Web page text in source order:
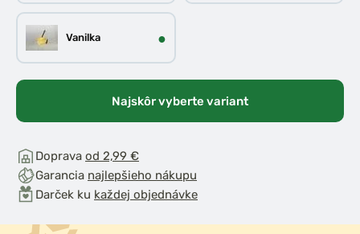
Vanilka ●
Najskôr vyberte variant
Doprava od 2,99 €
Garancia najlepšieho nákupu
Darček ku každej objednávke